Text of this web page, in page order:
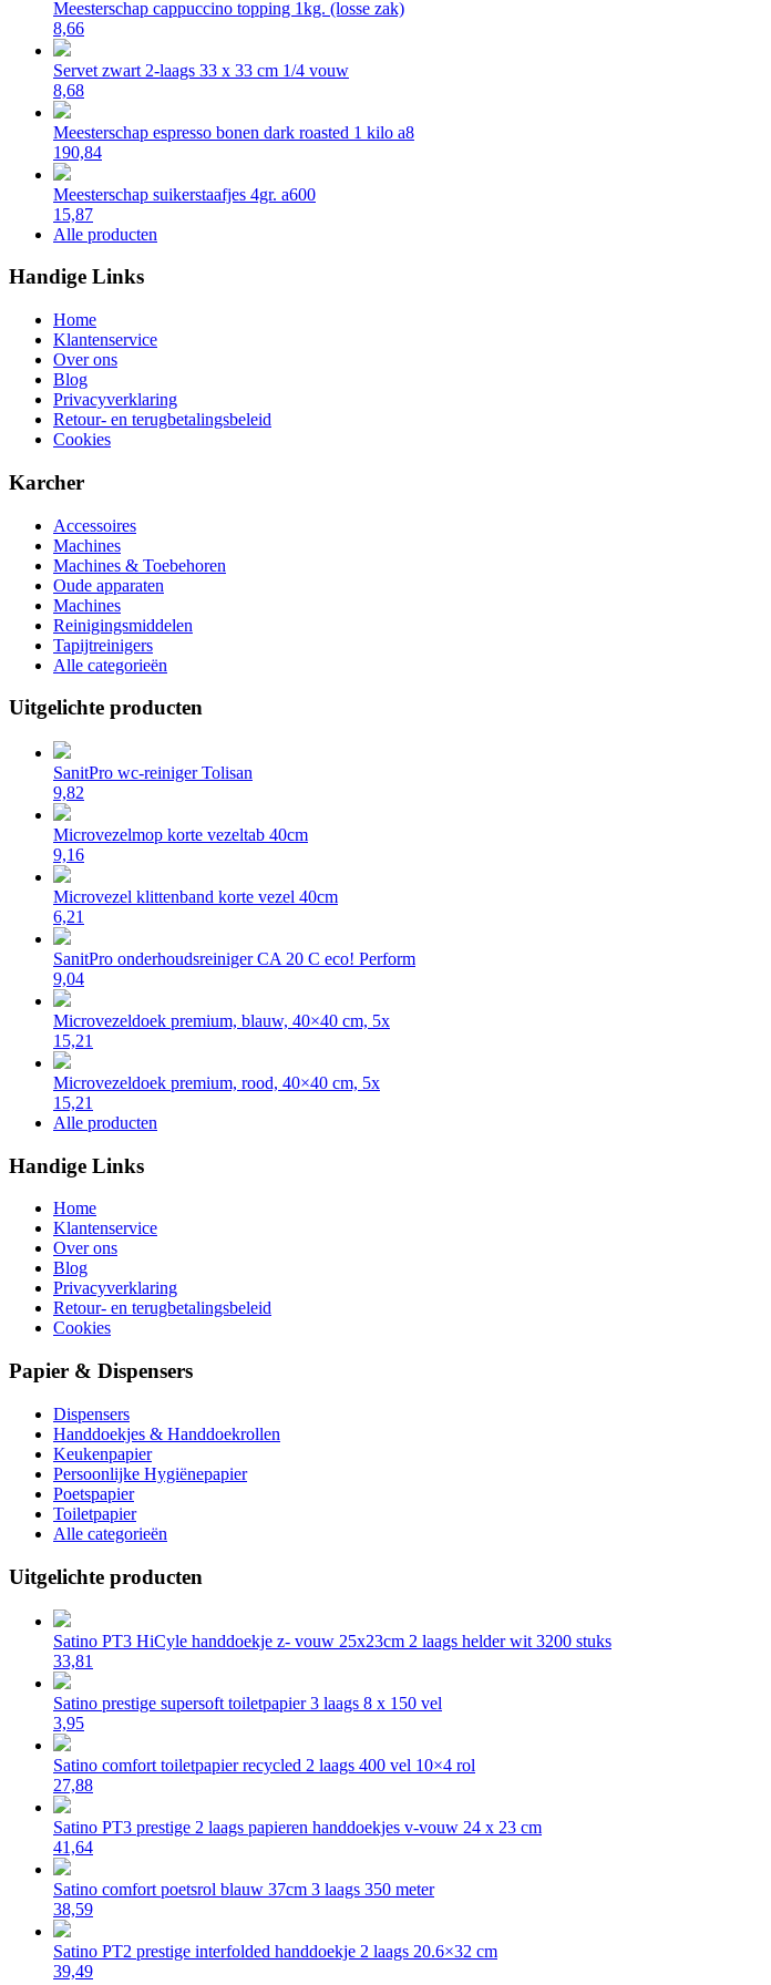
Meesterschap cappuccino topping 1kg. (losse zak)
8,66
Servet zwart 2-laags 33 x 33 cm 1/4 vouw
8,68
Meesterschap espresso bonen dark roasted 1 kilo a8
190,84
Meesterschap suikerstaafjes 4gr. a600
15,87
Alle producten
Handige Links
Home
Klantenservice
Over ons
Blog
Privacyverklaring
Retour- en terugbetalingsbeleid
Cookies
Karcher
Accessoires
Machines
Machines & Toebehoren
Oude apparaten
Machines
Reinigingsmiddelen
Tapijtreinigers
Alle categorieën
Uitgelichte producten
SanitPro wc-reiniger Tolisan
9,82
Microvezelmop korte vezeltab 40cm
9,16
Microvezel klittenband korte vezel 40cm
6,21
SanitPro onderhoudsreiniger CA 20 C eco! Perform
9,04
Microvezeldoek premium, blauw, 40×40 cm, 5x
15,21
Microvezeldoek premium, rood, 40×40 cm, 5x
15,21
Alle producten
Handige Links
Home
Klantenservice
Over ons
Blog
Privacyverklaring
Retour- en terugbetalingsbeleid
Cookies
Papier & Dispensers
Dispensers
Handdoekjes & Handdoekrollen
Keukenpapier
Persoonlijke Hygiënepapier
Poetspapier
Toiletpapier
Alle categorieën
Uitgelichte producten
Satino PT3 HiCyle handdoekje z- vouw 25x23cm 2 laags helder wit 3200 stuks
33,81
Satino prestige supersoft toiletpapier 3 laags 8 x 150 vel
3,95
Satino comfort toiletpapier recycled 2 laags 400 vel 10×4 rol
27,88
Satino PT3 prestige 2 laags papieren handdoekjes v-vouw 24 x 23 cm
41,64
Satino comfort poetsrol blauw 37cm 3 laags 350 meter
38,59
Satino PT2 prestige interfolded handdoekje 2 laags 20.6×32 cm
39,49